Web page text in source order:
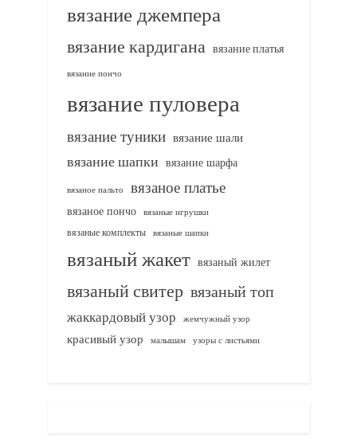
вязание джемпера
вязание кардигана вязание платья
вязание пончо
вязание пуловера
вязание туники вязание шали
вязание шапки вязание шарфа
вязаное пальто вязаное платье
вязаное пончо вязаные игрушки
вязаные комплекты
вязаные шапки
вязаный жакет вязаный жилет
вязаный свитер вязаный топ
жаккардовый узор жемчужный узор
красивый узор малышам узоры с листьями